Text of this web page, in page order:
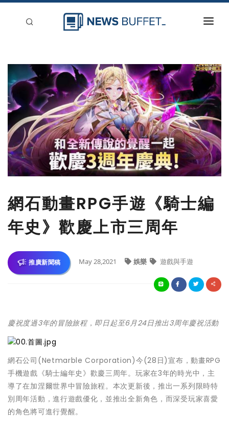
新聞稿分類
登入
刊登
網石動畫RPG手遊《騎士編
年史》歡慶上市三周年
推廣新聞稿 May 28,2021 娛樂 遊戲與手遊
慶祝度過3年的冒險旅程， 即日起至6月24日推出3周年慶祝活動
網石公司(Netmarble Corporation)今(28日)宣布，動畫RPG
手機遊戲《騎士編年史》歡慶三周年。玩家在3年的時光中，主
導了在加涅爾世界中冒險旅程。本次更新後，推出一系列限時特
別周年活動，進行遊戲優化，並推出全新角色，而深受玩家喜愛
的角色將可進行覺醒。